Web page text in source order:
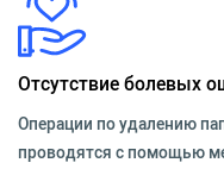
Отсутствие болевых
Операции по удалению
проводятся с помощью